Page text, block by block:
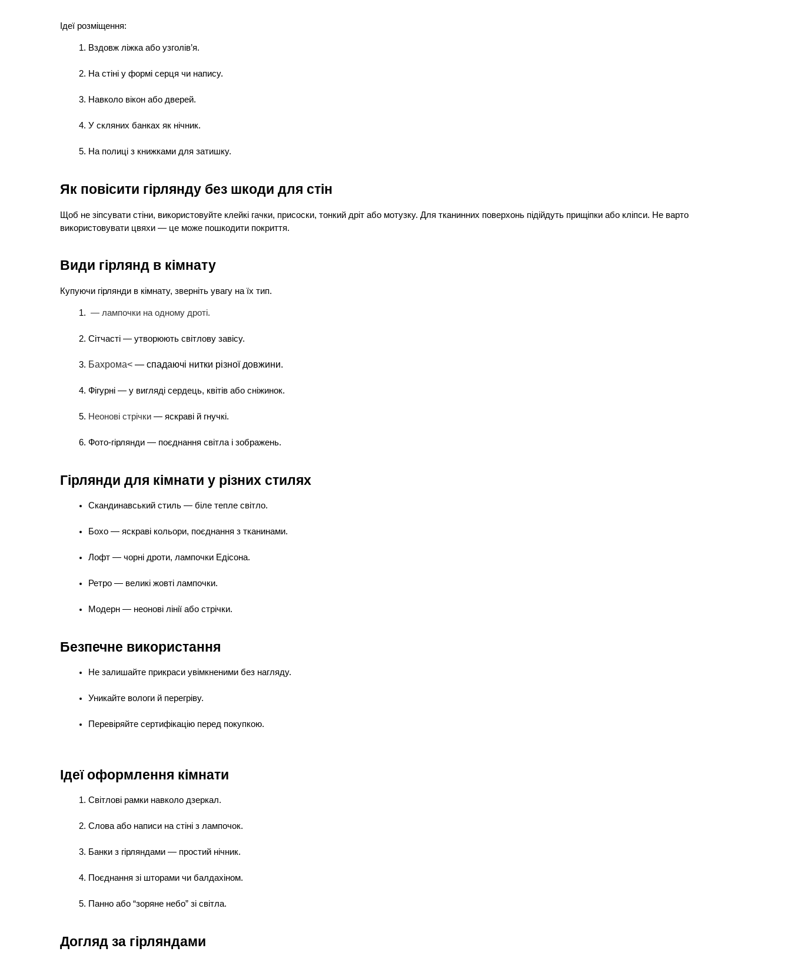
Ідеї розміщення:
Вздовж ліжка або узголів’я.
На стіні у формі серця чи напису.
Навколо вікон або дверей.
У скляних банках як нічник.
На полиці з книжками для затишку.
Як повісити гірлянду без шкоди для стін
Щоб не зіпсувати стіни, використовуйте клейкі гачки, присоски, тонкий дріт або мотузку. Для тканинних поверхонь підійдуть прищіпки або кліпси. Не варто
використовувати цвяхи — це може пошкодити покриття.
Види гірлянд в кімнату
Купуючи гірлянди в кімнату, зверніть увагу на їх тип.
— лампочки на одному дроті.
Сітчасті — утворюють світлову завісу.
Бахрома< — спадаючі нитки різної довжини.
Фігурні — у вигляді сердець, квітів або сніжинок.
Неонові стрічки — яскраві й гнучкі.
Фото-гірлянди — поєднання світла і зображень.
Гірлянди для кімнати у різних стилях
Скандинавський стиль — біле тепле світло.
Бохо — яскраві кольори, поєднання з тканинами.
Лофт — чорні дроти, лампочки Едісона.
Ретро — великі жовті лампочки.
Модерн — неонові лінії або стрічки.
Безпечне використання
Не залишайте прикраси увімкненими без нагляду.
Уникайте вологи й перегріву.
Перевіряйте сертифікацію перед покупкою.
Ідеї оформлення кімнати
Світлові рамки навколо дзеркал.
Слова або написи на стіні з лампочок.
Банки з гірляндами — простий нічник.
Поєднання зі шторами чи балдахіном.
Панно або “зоряне небо” зі світла.
Догляд за гірляндами